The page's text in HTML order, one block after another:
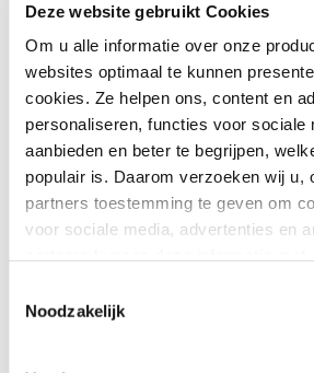
Deze website gebruikt Cookies
Om u alle informatie over onze
websites optimaal te kunnen
cookies. Ze helpen ons, content en
personaliseren, functies voor sociale
aanbieden en beter te begrijpen,
populair is. Daarom verzoeken wij u,
partners toestemming te geven om
voor sociale media, advertenties en
kader van uw gebruik van de diensten
Noodzakelijk
lectionGuid
Count
www.finstral
.com
Page_Search cloud.zeppeli
n-group.com
In
Page_Search cloud.zeppeli In
PageConfig
%5FHttpFirs
tReferrerLin
www.finstral
.com
www.finstral
_id